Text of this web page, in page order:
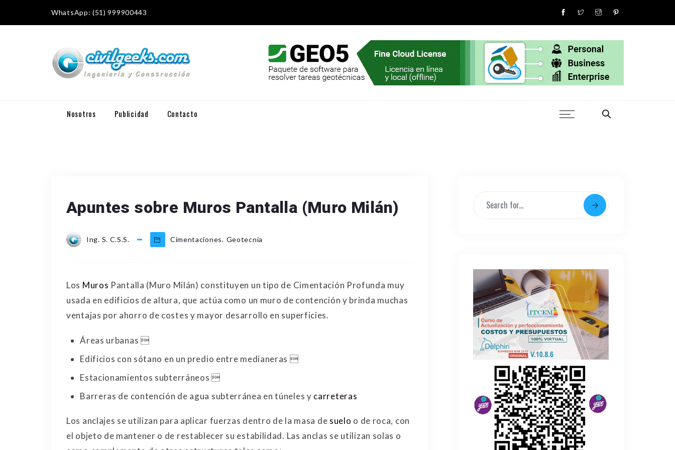
WhatsApp: (51) 999900443
Nosotros Publicidad Contacto
Apuntes sobre Muros Pantalla (Muro Milán)
Ing. S. C.S.S. Cimentaciones, Geotecnia
Los Muros Pantalla (Muro Milán) constituyen un tipo de Cimentación Profunda muy
usada en edificios de altura, que actúa como un muro de contención y brinda muchas
ventajas por ahorro de costes y mayor desarrollo en superficies.
Áreas urbanas 
Edificios con sótano en un predio entre medianeras 
Estacionamientos subterráneos 
Barreras de contención de agua subterránea en túneles y carreteras
Los anclajes se utilizan para aplicar fuerzas dentro de la masa de suelo o de roca, con
el objeto de mantener o de restablecer su estabilidad. Las anclas se utilizan solas o